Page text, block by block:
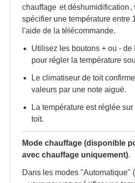
chauffage et déshumidification ,
spécifier une température entre
l'aide de la télécommande.
Utilisez les boutons + ou -
pour régler la température
Le climatiseur de toit
valeurs par une note aiguë.
La température est réglée
toit.
Mode chauffage (disponible
avec chauffage uniquement).
Dans les modes "Automatique" (